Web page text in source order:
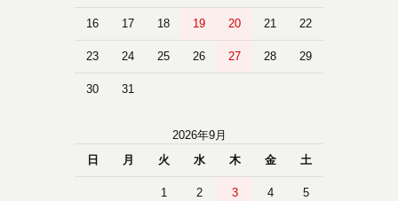
16 17 18 19 20 21 22
23 24 25 26 27 28 29
30 31
2026年9月
日
月 火 水 木 金 土
1 2 3 4 5